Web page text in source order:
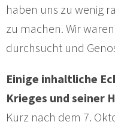
haben uns zu wenig
zu machen. Wir
durchsucht und
Einige inhaltliche
Krieges und seiner
Kurz nach dem 7.